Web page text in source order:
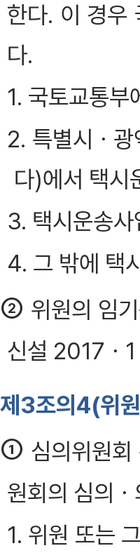
한다. 이 경우
다.
1. 국토교통
2. 특별시ㆍ
다)에서 택시
3. 택시운송
4. 그 밖에 택
② 위원의 임
신설 2017ㆍ
제3조의4(위
① 심의위원
원회의 심의
1. 위원 또는